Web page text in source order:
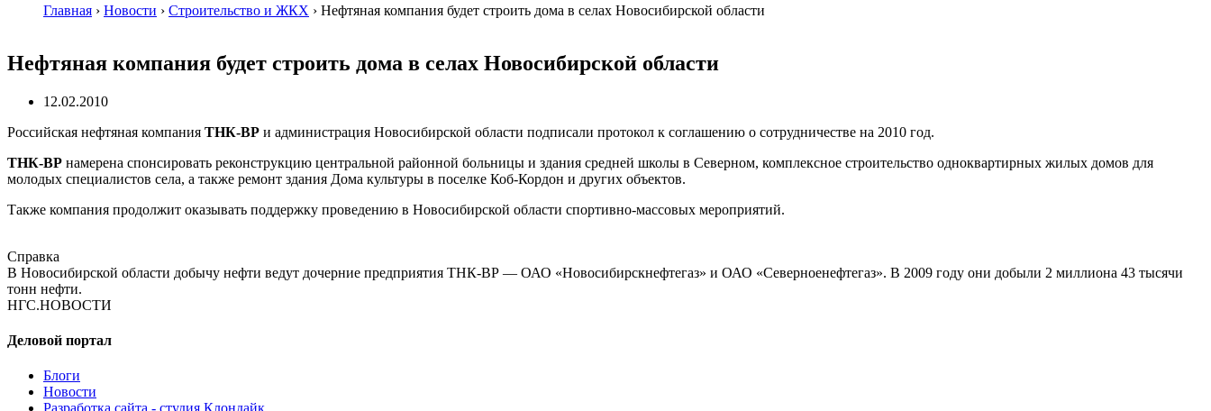
Главная › Новости › Строительство и ЖКХ › Нефтяная компания будет строить дома в селах Новосибирской области
Нефтяная компания будет строить дома в селах Новосибирской области
12.02.2010
Российская нефтяная компания ТНК-ВР и администрация Новосибирской области подписали протокол к соглашению о сотрудничестве на 2010 год.
ТНК-ВР намерена спонсировать реконструкцию центральной районной больницы и здания средней школы в Северном, комплексное строительство одноквартирных жилых домов для
молодых специалистов села, а также ремонт здания Дома культуры в поселке Коб-Кордон и других объектов.
Также компания продолжит оказывать поддержку проведению в Новосибирской области спортивно-массовых мероприятий.
Справка
В Новосибирской области добычу нефти ведут дочерние предприятия ТНК-ВР — ОАО «Новосибирскнефтегаз» и ОАО «Северноенефтегаз». В 2009 году они добыли 2 миллиона 43 тысячи
тонн нефти.
НГС.НОВОСТИ
Деловой портал
Блоги
Новости